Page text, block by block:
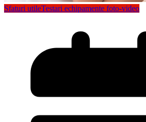
Sfaturi utileTestari echipamente foto-video